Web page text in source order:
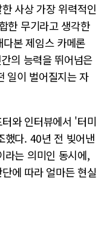
사상 가장 위력적인
한 무기라고 생각한
본 제임스 카메론
의 능력을 뛰어넘은
일이 벌어질지는 자
와 인터뷰에서 '터미
했다. 40년 전 빚어낸
라는 의미인 동시에,
에 따라 얼마든 현실